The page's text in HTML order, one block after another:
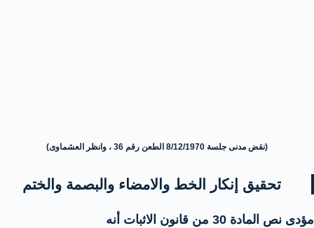
(نقض مدنى جلسة 8/12/1970 الطعن رقم 36 ، وانظر العشماوى)
تحقيق إنكار الخط والامضاء والبصمة والختم
مؤدى نص المادة 30 من قانون الاثبات أنه